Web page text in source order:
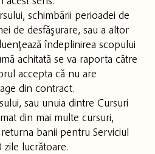
schimbării perioadei de
de desfăşurare, sau a altor
îndeplinirea scopului
achitată se va raporta către
accepta că nu are
din contract.
sau unuia dintre Cursuri
din mai multe cursuri,
banii pentru Serviciul
lucrătoare.